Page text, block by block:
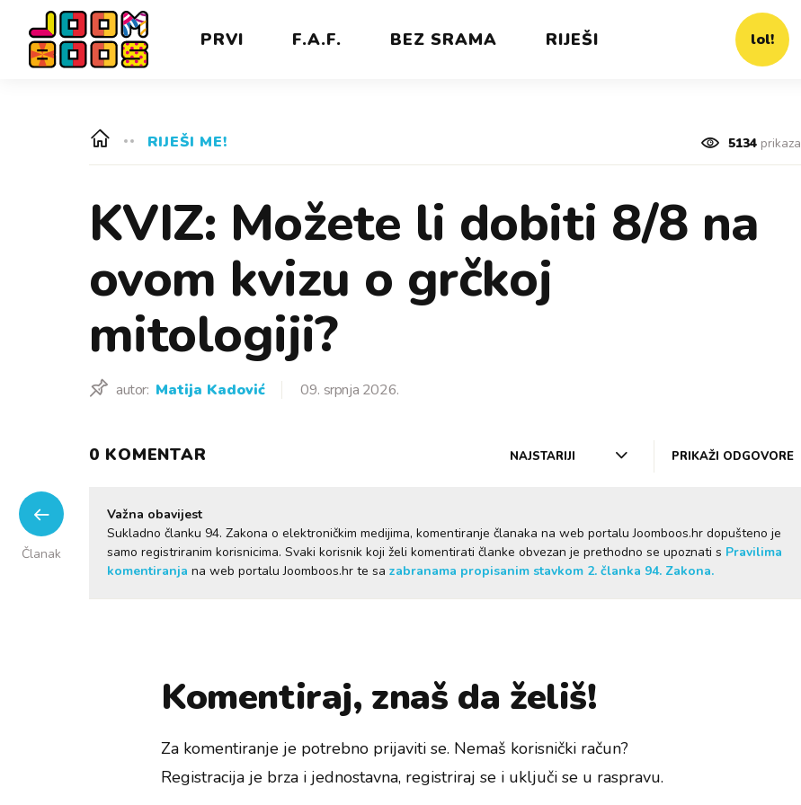
PRVI F.A.F. BEZ SRAMA RIJEŠI lol!
RIJEŠI ME! 5134 prikaza
KVIZ: Možete li dobiti 8/8 na
ovom kvizu o grčkoj
mitologiji?
autor: Matija Kadović 09. srpnja 2026.
0 KOMENTAR PRIKAŽI ODGOVORE
NAJSTARIJI
Članak
Važna obavijest
Sukladno članku 94. Zakona o elektroničkim medijima, komentiranje članaka na web portalu Joomboos.hr dopušteno je
samo registriranim korisnicima. Svaki korisnik koji želi komentirati članke obvezan je prethodno se upoznati s Pravilima
komentiranja na web portalu Joomboos.hr te sa zabranama propisanim stavkom 2. članka 94. Zakona.
Komentiraj, znaš da želiš!
Za komentiranje je potrebno prijaviti se. Nemaš korisnički račun?
Registracija je brza i jednostavna, registriraj se i uključi se u raspravu.